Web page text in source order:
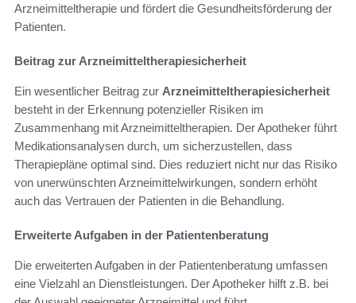
Arzneimitteltherapie und fördert die Gesundheitsförderung der
Patienten.
Beitrag zur Arzneimitteltherapiesicherheit
Ein wesentlicher Beitrag zur Arzneimitteltherapiesicherheit
besteht in der Erkennung potenzieller Risiken im
Zusammenhang mit Arzneimitteltherapien. Der Apotheker führt
Medikationsanalysen durch, um sicherzustellen, dass
Therapiepläne optimal sind. Dies reduziert nicht nur das Risiko
von unerwünschten Arzneimittelwirkungen, sondern erhöht
auch das Vertrauen der Patienten in die Behandlung.
Erweiterte Aufgaben in der Patientenberatung
Die erweiterten Aufgaben in der Patientenberatung umfassen
eine Vielzahl an Dienstleistungen. Der Apotheker hilft z.B. bei